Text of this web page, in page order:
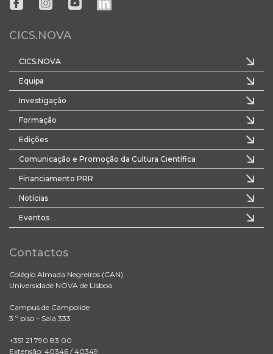
CICS.NOVA
CICS.NOVA
Equipa
Investigação
Formação
Edições
Comunicação e Promoção da Cultura Científica
Financiamento PRR
Notícias
Eventos
Contactos
Colégio Almada Negreiros (CAN)
Universidade NOVA de Lisboa
Campus de Campolide
3.º piso – Sala 333
+351 21 790 83 00
Extensão: 40346 / 40349